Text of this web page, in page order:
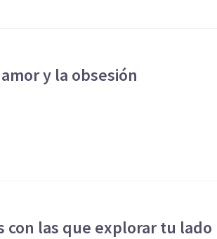
y la obsesión
con las que explorar tu lado